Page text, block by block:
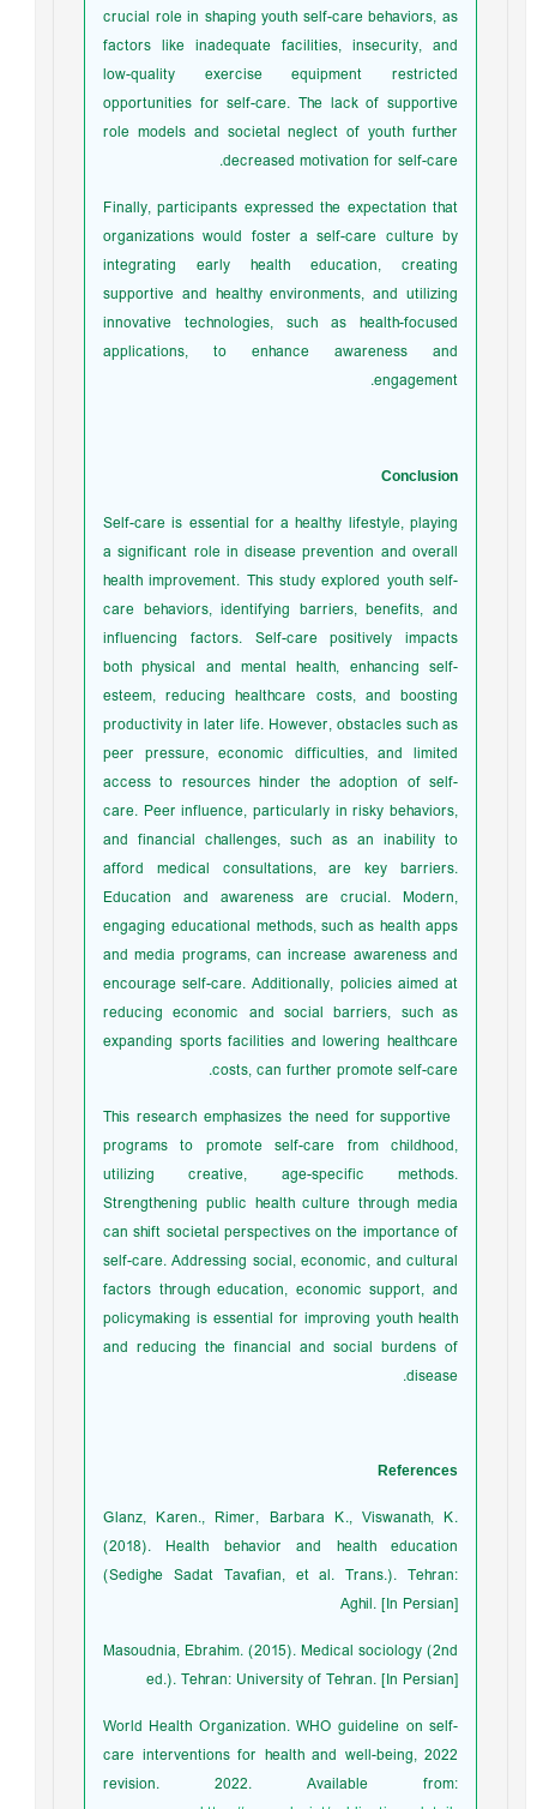
crucial role in shaping youth self-care behaviors, as
factors like inadequate facilities, insecurity, and
low-quality exercise equipment restricted
opportunities for self-care. The lack of supportive
role models and societal neglect of youth further
decreased motivation for self-care.
Finally, participants expressed the expectation that
organizations would foster a self-care culture by
integrating early health education, creating
supportive and healthy environments, and utilizing
innovative technologies, such as health-focused
applications, to enhance awareness and
engagement.
Conclusion
Self-care is essential for a healthy lifestyle, playing
a significant role in disease prevention and overall
health improvement. This study explored youth self-
care behaviors, identifying barriers, benefits, and
influencing factors. Self-care positively impacts
both physical and mental health, enhancing self-
esteem, reducing healthcare costs, and boosting
productivity in later life. However, obstacles such as
peer pressure, economic difficulties, and limited
access to resources hinder the adoption of self-
care. Peer influence, particularly in risky behaviors,
and financial challenges, such as an inability to
afford medical consultations, are key barriers.
Education and awareness are crucial. Modern,
engaging educational methods, such as health apps
and media programs, can increase awareness and
encourage self-care. Additionally, policies aimed at
reducing economic and social barriers, such as
expanding sports facilities and lowering healthcare
costs, can further promote self-care.
This research emphasizes the need for supportive
programs to promote self-care from childhood,
utilizing creative, age-specific methods.
Strengthening public health culture through media
can shift societal perspectives on the importance of
self-care. Addressing social, economic, and cultural
factors through education, economic support, and
policymaking is essential for improving youth health
and reducing the financial and social burdens of
disease.
References
Glanz, Karen., Rimer, Barbara K., Viswanath, K.
(2018). Health behavior and health education
(Sedighe Sadat Tavafian, et al. Trans.). Tehran:
Aghil. [In Persian]
Masoudnia, Ebrahim. (2015). Medical sociology (2nd
ed.). Tehran: University of Tehran. [In Persian]
World Health Organization. WHO guideline on self-
care interventions for health and well-being, 2022
revision. 2022. Available from: